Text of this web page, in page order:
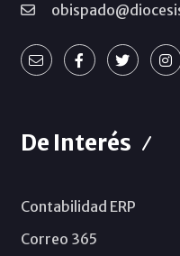
De Interés
Contabilidad ERP
Correo 365